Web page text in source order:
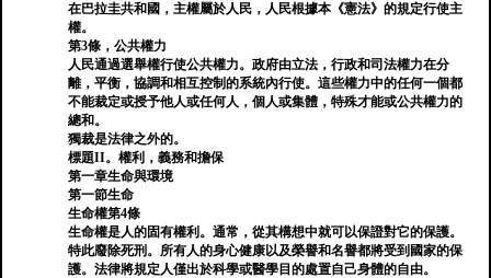
在巴拉圭共和國，主權屬於人民，人民根據本《憲法》的規定行使主
權。
第3條，公共權力
人民通過選舉權行使公共權力。政府由立法，行政和司法權力在分
離，平衡，協調和相互控制的系統內行使。這些權力中的任何一個都
不能裁定或授予他人或任何人，個人或集體，特殊才能或公共權力的
總和。
獨裁是法律之外的。
標題II。權利，義務和擔保
第一章生命與環境
第一節生命
生命權第4條
生命權是人的固有權利。通常，從其構想中就可以保證對它的保護。
特此廢除死刑。所有人的身心健康以及榮譽和名譽都將受到國家的保
護。法律將規定人僅出於科學或醫學目的處置自己身體的自由。